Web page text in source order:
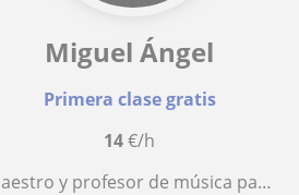
Miguel Ángel
Primera clase gratis
14€/h
Maestro y profesor de música para impartir clases de guitarra